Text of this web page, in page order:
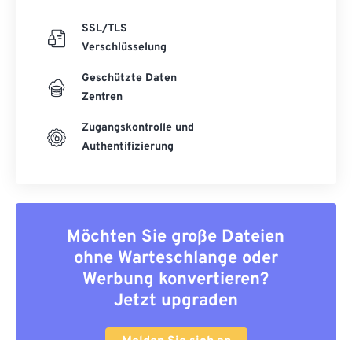
SSL/TLS
Verschlüsselung
Geschützte Daten
Zentren
Zugangskontrolle und
Authentifizierung
Möchten Sie große Dateien
ohne Warteschlange oder
Werbung konvertieren?
Jetzt upgraden